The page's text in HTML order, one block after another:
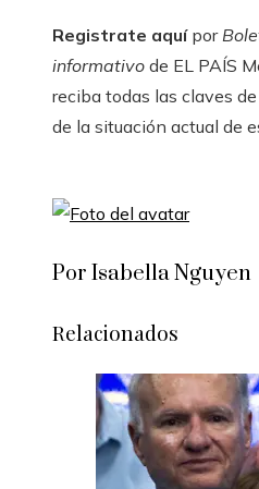
Registrate aquí por
informativo de EL PAÍS
reciba todas las claves
de la situación actual de
Por Isabella Nguyen
Relacionados